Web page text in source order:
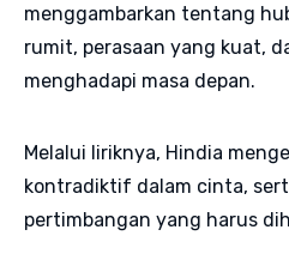
menggambarkan tentang
rumit, perasaan yang kuat,
menghadapi masa depan.
Melalui liriknya, Hindia
kontradiktif dalam cinta,
pertimbangan yang harus